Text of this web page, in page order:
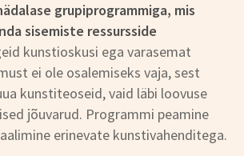
grupiprogrammiga, mis
sisemiste ressursside
kunstioskusi ega varasemat
ei ole osalemiseks vaja, sest
kunstiteoseid, vaid läbi loovuse
jõuvarud. Programmi peamine
erinevate kunstivahenditega.